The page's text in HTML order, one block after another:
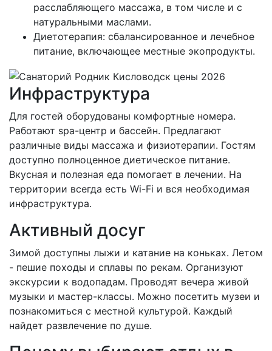
расслабляющего массажа, в том числе и с
натуральными маслами.
Диетотерапия: сбалансированное и лечебное
питание, включающее местные экопродукты.
Инфраструктура
Для гостей оборудованы комфортные номера.
Работают spa-центр и бассейн. Предлагают
различные виды массажа и физиотерапии. Гостям
доступно полноценное диетическое питание.
Вкусная и полезная еда помогает в лечении. На
территории всегда есть Wi-Fi и вся необходимая
инфраструктура.
Активный досуг
Зимой доступны лыжи и катание на коньках. Летом
- пешие походы и сплавы по рекам. Организуют
экскурсии к водопадам. Проводят вечера живой
музыки и мастер-классы. Можно посетить музеи и
познакомиться с местной культурой. Каждый
найдет развлечение по душе.